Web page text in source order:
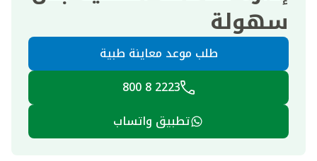
سهولة
طلب موعد معاينة طبية
2223 8 800
تطبيق واتساب